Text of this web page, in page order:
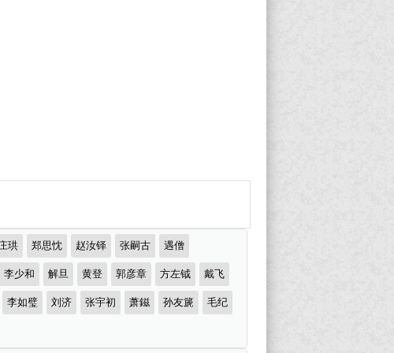
珙 郑思忱 赵汝铎 张嗣古 遇僧
李少和 解旦 黄登 郭彦章 方左钺 戴飞
李如璧 刘济 张宇初 萧鎡 孙友篪 毛纪